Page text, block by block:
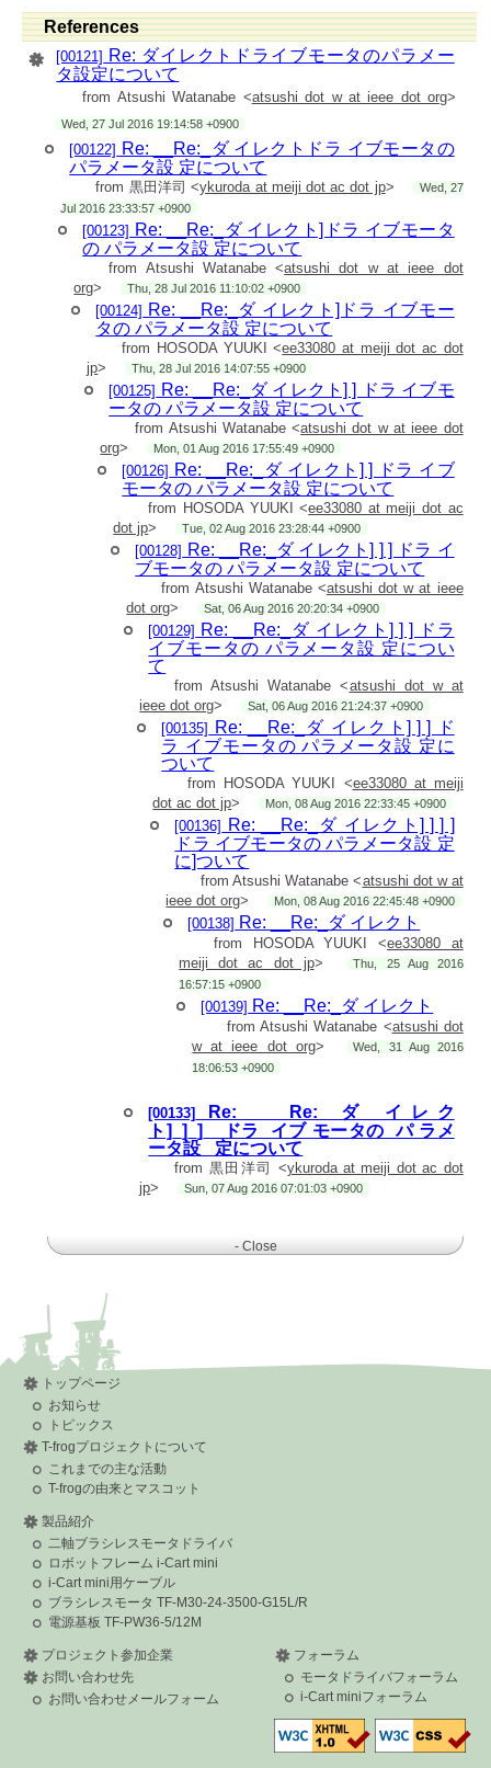
しています。
> そのため、300rpm以上では、読み飛ばしにより電気角がずれ
てしまい、
> 無効電流が大きくなってしまいます。
> こちらも、新たに設定を追加して、常にUVW信号を信頼でき
るようにしました。
> これにより、オドメトリは少しずれますが、モータ制御への
影響は無くなり、
> 400rpm弱までは制御が可能です。
> 現状400rpm以上では読み飛ばしの量が非常に大きくなり、制
御できなくなります。
> 原因であるパルス波形の歪みは、エンコーダの配線の問題で
発生しているようです。
> このエンコーダは差動ライン出力だと思いますので、
> ドライバの近くにラインレシーバICを追加することをおすす
めします。
> これらの変更点のドライバへの適用ですが、
> AlteraのFPGAに、アクティブシリアルモードで書き込めるダ
ウンロードケーブル
> （ALTERA USB Blasterなど）はお持ちでしょうか？
> もしあるようでしたら、マニュアルのピン配置図に従って、
ダウンロードケーブルを
> 接続すれば書き込めますので、ファイルをお送りします。
> また、ファームウェアは devel_v0.1.4_rc5 以降を使用してく
> 上記の設定は、モータドライバのUSBポートを、ターミナル
ソフトで開いて、
> $HFREQENC1
> $RELYHALL1
> $EEPROMSAVE
> と入力することで有効化できます。（行頭の$も入力してく
> 入力しても何も表示されない場合、改行コードが異なってい
る可能性がありますので、
> 改行コードの設定を変更して設定の有効化からやり直す必要
> と入力したときの出力で、OPTION:欄にRELYHALL,
> 表示されていることを確認してください。
> // Atsushi WATANABE
> // Assistant Professor
> // Field Robotics Laboratory, Tohoku University
> // 6-6-10, Aramaki-Aoba, Aoba-ku, Sendai, 980-8579, Japan
> // Phone: [Telephone number removed] / E-mail:atsushi dot
> 2016年8月2日 23:28 HOSODA YUUKI <ee33080 at meiji dot
>> いつもお世話になっております．
>> お忙しい中での検証ありがとうございます．
>> こちらで想定している回転数としては，通常時100rpm，高
速回転時300rpmを想定しています．
>> ーーーーーーーーーーーーーー
>> ロボット工学研究室
>> E-mail:ee33080 at meiji dot ac dot jp
>> ________________________________
>> 差出人: Atsushi Watanabe <
>> 送信日時: 2016年8月1日 17:55:49
>> 宛先: tf-2md3-devel
>> 件名: [tf-2md3-devel:00125] Re: __Re:_ダ イレクト ] ] ドラ
イブモータの パラメータ設 定について
>>
>> 明治大 細田さま、黒田先生
>>
>> 渡辺です。
>>
>> お借りしたモータで、ファームウェア上の
>> カウンタのオーバーフローの問題は一応解決しました。
>> （PCからドライバのパラメータ送信のビット数はもともと
32bitだったのですが、
>> 内部で保持する変数が16bitだった点と、制御の計算式中で
のオーバーフローが
>> あった点を修正しました。）
>>
>> ファームウェアを、devel_v0.1.4_rc4 にアップデートし、
>> とりあえず制御は可能になります。
>>
>> パラメータファイルの生成に関して、
>> 製品のデータシートの表記の解釈が若干難しいのですが、
>> 等価誘起電圧定数から計算すると無負荷最大回転数は 3000
References
[00121] Re: ダイレクトドライブモータのパラメー
タ設定について
from Atsushi Watanabe <atsushi dot w at ieee dot org>
Wed, 27 Jul 2016 19:14:58 +0900
[00122] Re: __Re:_ダ イレクトドラ イブモータの
パラメータ設 定について
from 黒田洋司 <ykuroda at meiji dot ac dot jp>
Wed, 27
Jul 2016 23:33:57 +0900
[00123] Re: __Re:_ダ イレクト]ドラ イブモータ
の パラメータ設 定について
from Atsushi Watanabe <atsushi dot w at ieee dot
org> Thu, 28 Jul 2016 11:10:02 +0900
[00124] Re: __Re:_ダ イレクト]ドラ イブモー
タの パラメータ設 定について
from HOSODA YUUKI <ee33080 at meiji dot ac dot
jp> Thu, 28 Jul 2016 14:07:55 +0900
[00125] Re: __Re:_ダ イレクト] ] ドラ イブモ
ータの パラメータ設 定について
from Atsushi Watanabe <atsushi dot w at ieee dot
org> Mon, 01 Aug 2016 17:55:49 +0900
[00126] Re: __Re:_ダ イレクト] ] ドラ イブ
モータの パラメータ設 定について
from HOSODA YUUKI <ee33080 at meiji dot ac
dot jp> Tue, 02 Aug 2016 23:28:44 +0900
[00128] Re: __Re:_ダ イレクト] ] ] ドラ イ
ブモータの パラメータ設 定について
from Atsushi Watanabe <atsushi dot w at ieee
dot org> Sat, 06 Aug 2016 20:20:34 +0900
[00129] Re: __Re:_ダ イレクト] ] ] ドラ
イブモータの パラメータ設 定につい
て
from Atsushi Watanabe <atsushi dot w at
ieee dot org> Sat, 06 Aug 2016 21:24:37 +0900
[00135]
Re: __Re:_ダ イレクト] ] ] ド
ラ イブモータの パラメータ設 定に
ついて
from HOSODA YUUKI <ee33080 at meiji
dot ac dot jp> Mon, 08 Aug 2016 22:33:45 +0900
[00136]
Re: __Re:_ダ イレクト] ] ] ]
ドラ イブモータの パラメータ設 定
に]ついて
from Atsushi Watanabe <atsushi dot w at
ieee dot org> Mon, 08 Aug 2016 22:45:48 +0900
[00138] Re: __Re:_ダ イレクト
from HOSODA YUUKI <ee33080 at
meiji dot ac dot jp>
Thu, 25 Aug 2016
16:57:15 +0900
[00139] Re: __Re:_ダ イレクト
from Atsushi Watanabe <atsushi dot
w at ieee dot org>
Wed, 31 Aug 2016
18:06:53 +0900
[00133]
Re: ____Re:_ ダ_イレク
ト]_]_]__ドラ_イブ モータの_パ ラメ
ータ設_ 定について
from 黒田洋司 <ykuroda at meiji dot ac dot
jp> Sun, 07 Aug 2016 07:01:03 +0900
- Close
トップページ
お知らせ
トピックス
T-frogプロジェクトについて
これまでの主な活動
T-frogの由来とマスコット
製品紹介
二軸ブラシレスモータドライバ
ロボットフレーム i-Cart mini
i-Cart mini用ケーブル
ブラシレスモータ TF-M30-24-3500-G15L/R
電源基板 TF-PW36-5/12M
プロジェクト参加企業
お問い合わせ先
お問い合わせメールフォーム
フォーラム
モータドライバフォーラム
i-Cart miniフォーラム